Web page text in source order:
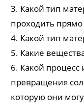
3. Какой тип
проходить прямо
4. Какой тип
5. Какие
6. Какой процесс
превращения
которую они